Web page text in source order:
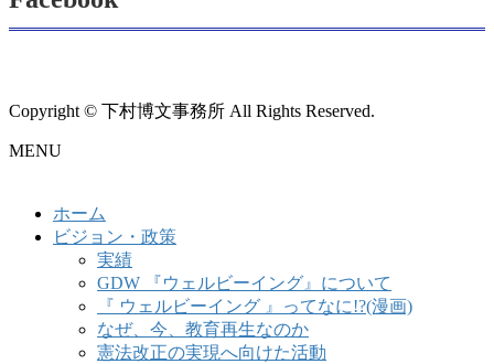
Copyright © 下村博文事務所 All Rights Reserved.
MENU
ホーム
ビジョン・政策
実績
GDW 『ウェルビーイング』について
『 ウェルビーイング 』ってなに!?(漫画)
なぜ、今、教育再生なのか
憲法改正の実現へ向けた活動